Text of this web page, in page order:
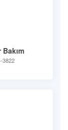
3822